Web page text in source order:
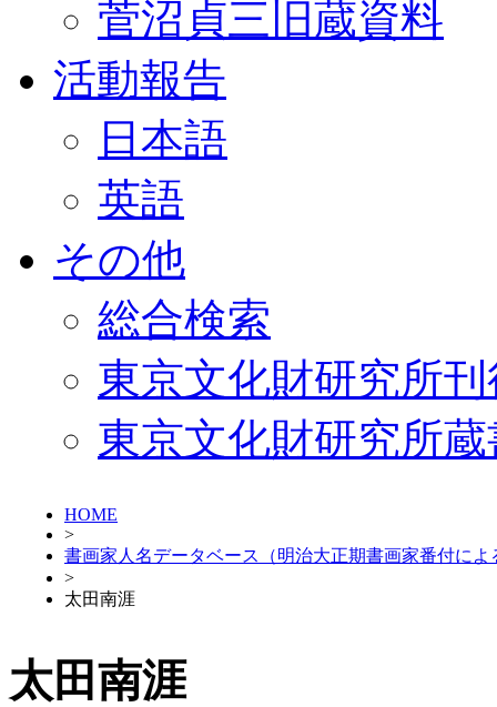
菅沼貞三旧蔵資料
活動報告
日本語
英語
その他
総合検索
東京文化財研究所
東京文化財研究所
HOME
>
書画家人名データベース（明治大正期書画家番付によ
>
太田南涯
太田南涯